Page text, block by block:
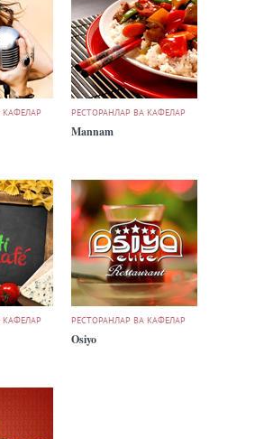
КАФЕЛАР РЕСТОРАНЛАР ВА КАФЕЛАР
Mannam
КАФЕЛАР РЕСТОРАНЛАР ВА КАФЕЛАР
Osiyo